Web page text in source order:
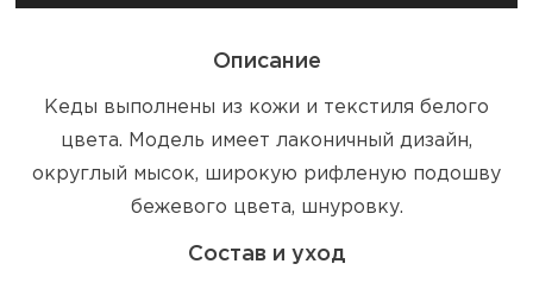
Описание
Кеды выполнены из кожи и текстиля белого
цвета. Модель имеет лаконичный дизайн,
округлый мысок, широкую рифленую подошву
бежевого цвета, шнуровку.
Состав и уход